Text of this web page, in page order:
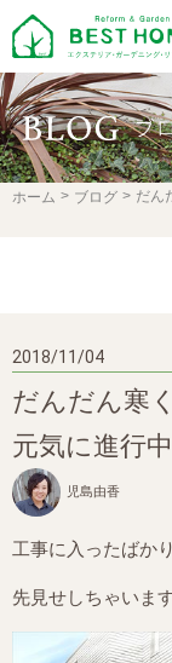
ホーム ブログ だん
2018/11/04
だんだん寒
元気に進行中
児島由香
工事に入ったばか
先見せしちゃいま